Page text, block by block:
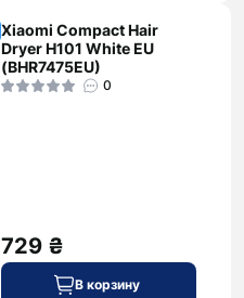
Xiaomi Compact Hair
Dryer H101 White EU
(BHR7475EU)
0
729 ₴
В корзину